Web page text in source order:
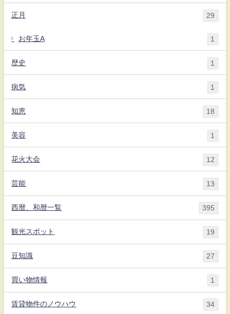
正月 29
お年玉A 1
歴史 1
病気 1
知恵 18
美容 1
花火大会 12
芸能 13
西暦、和暦一覧 395
観光スポット 19
豆知識 27
買い物情報 1
賃貸物件のノウハウ 34